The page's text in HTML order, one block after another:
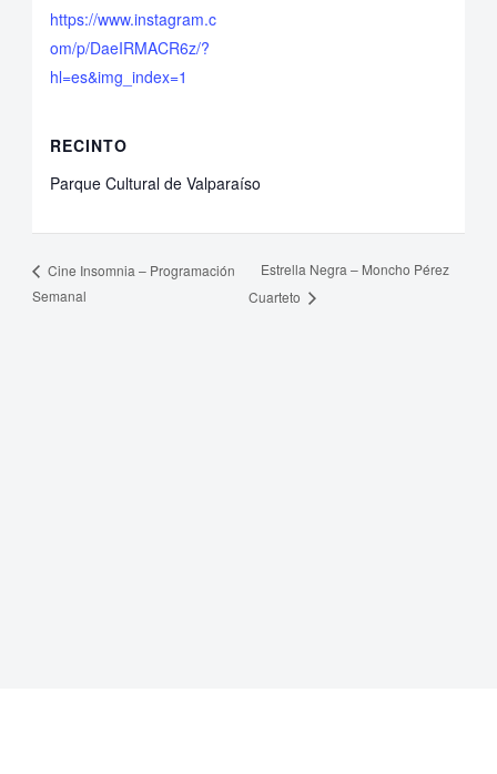
https://www.instagram.c
om/p/DaeIRMACR6z/?
hl=es&img_index=1
RECINTO
Parque Cultural de Valparaíso
Cine Insomnia – Programación
Semanal
Estrella Negra – Moncho Pérez
Cuarteto